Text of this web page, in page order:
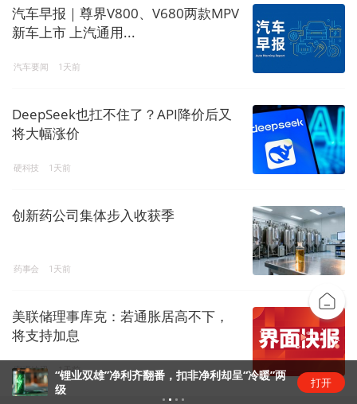
汽车早报｜尊界V800、V680两款MPV
新车上市 上汽通用...
汽车要闻 1天前
DeepSeek也扛不住了？API降价后又
将大幅涨价
硬科技 1天前
创新药公司集体步入收获季
药事会 1天前
美联储理事库克：若通胀居高不下，
将支持加息
宏观快讯 1天前
“锂业双雄”净利齐翻番，扣非净利却呈“冷暖”两
级
打开